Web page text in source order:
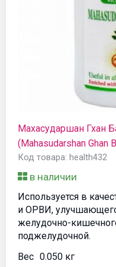
Махасударшан Гхан
(Mahasudarshan Ghan
Код товара: health432
в наличии
Используется в
и ОРВИ,
желудочно-
поджелудочной.
Вес 0.050 кг